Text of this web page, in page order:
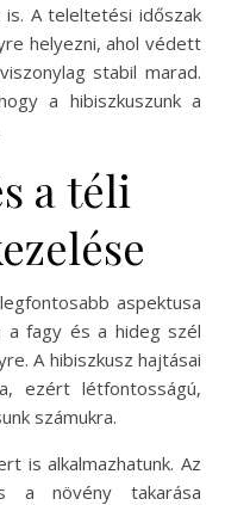
A teleltetési időszak
helyezni, ahol védett
stabil marad.
a hibiszkuszunk a
a téli
aspektusa
a fagy és a hideg szél
A hibiszkusz hajtásai
ezért létfontosságú,
számukra.
is alkalmazhatunk. Az
a növény takarása